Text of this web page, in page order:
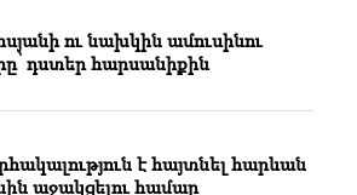
ու նախկին ամուսինու
դստեր հարսանիքին
է հայտնել հարևան
աջակցելու համար